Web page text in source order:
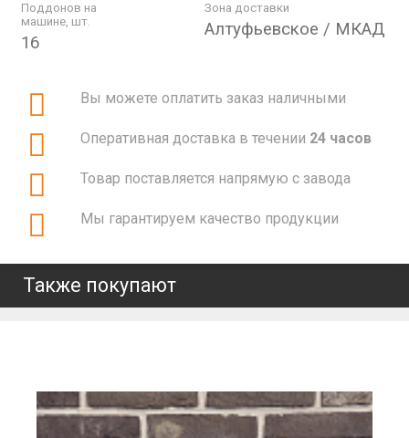
Поддонов на
машине, шт.
16
Зона доставки
Алтуфьевское / МКАД
Вы можете оплатить заказ наличными
Оперативная доставка в течении 24 часов
Товар поставляется напрямую с завода
Мы гарантируем качество продукции
Также покупают